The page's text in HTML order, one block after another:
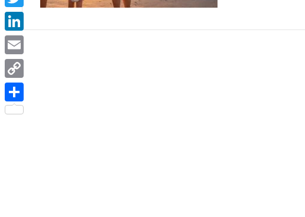
Twitter
LinkedIn
Email
Copy
Link
Share